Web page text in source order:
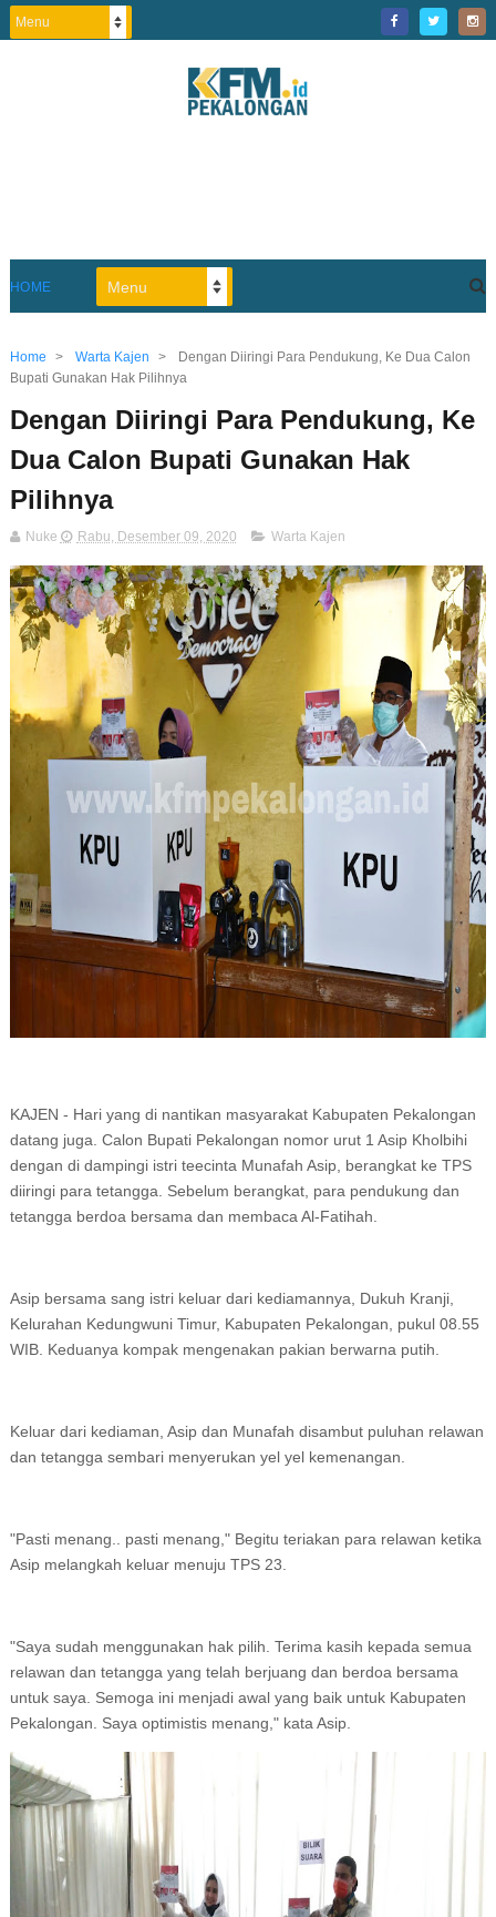
HOME
Home > Warta Kajen >
Dengan Diiringi Para Pendukung, Ke Dua Calon
Bupati Gunakan Hak Pilihnya
Dengan Diiringi Para Pendukung, Ke
Dua Calon Bupati Gunakan Hak
Pilihnya
Nuke Rabu, Desember 09, 2020 Warta Kajen
KAJEN - Hari yang di nantikan masyarakat Kabupaten Pekalongan
datang juga. Calon Bupati Pekalongan nomor urut 1 Asip Kholbihi
dengan di dampingi istri teecinta Munafah Asip, berangkat ke TPS
diiringi para tetangga. Sebelum berangkat, para pendukung dan
tetangga berdoa bersama dan membaca Al-Fatihah.
Asip bersama sang istri keluar dari kediamannya, Dukuh Kranji,
Kelurahan Kedungwuni Timur, Kabupaten Pekalongan, pukul 08.55
WIB. Keduanya kompak mengenakan pakian berwarna putih.
Keluar dari kediaman, Asip dan Munafah disambut puluhan relawan
dan tetangga sembari menyerukan yel yel kemenangan.
"Pasti menang.. pasti menang," Begitu teriakan para relawan ketika
Asip melangkah keluar menuju TPS 23.
"Saya sudah menggunakan hak pilih. Terima kasih kepada semua
relawan dan tetangga yang telah berjuang dan berdoa bersama
untuk saya. Semoga ini menjadi awal yang baik untuk Kabupaten
Pekalongan. Saya optimistis menang," kata Asip.